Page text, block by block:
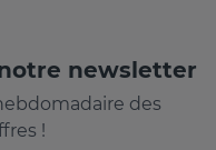
newsletter
des
!